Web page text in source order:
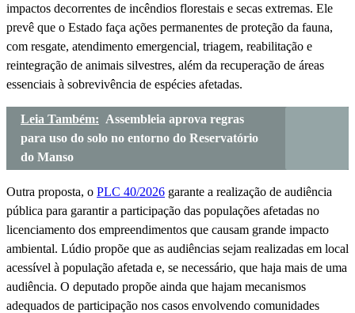
impactos decorrentes de incêndios florestais e secas extremas. Ele
prevê que o Estado faça ações permanentes de proteção da fauna,
com resgate, atendimento emergencial, triagem, reabilitação e
reintegração de animais silvestres, além da recuperação de áreas
essenciais à sobrevivência de espécies afetadas.
Leia Também: Assembleia aprova regras
para uso do solo no entorno do Reservatório
do Manso
Outra proposta, o PLC 40/2026 garante a realização de audiência
pública para garantir a participação das populações afetadas no
licenciamento dos empreendimentos que causam grande impacto
ambiental. Lúdio propõe que as audiências sejam realizadas em local
acessível à população afetada e, se necessário, que haja mais de uma
audiência. O deputado propõe ainda que hajam mecanismos
adequados de participação nos casos envolvendo comunidades